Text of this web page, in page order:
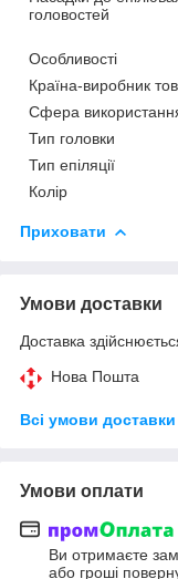
головостей
Особливості
Країна-виробник
Сфера
Тип головки
Тип епіляції
Колір
Приховати
Умови доставки
Доставка
Нова Пошта
Всі умови доставки
Умови оплати
Ви отримаєте
або гроші